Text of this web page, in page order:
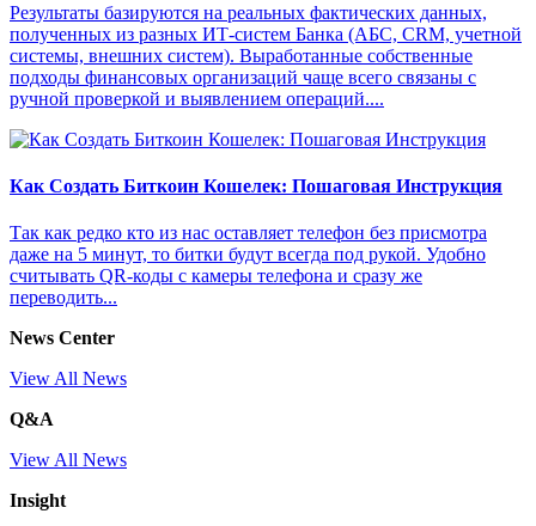
Результаты базируются на реальных фактических данных,
полученных из разных ИТ-систем Банка (АБС, CRM, учетной
системы, внешних систем). Выработанные собственные
подходы финансовых организаций чаще всего связаны с
ручной проверкой и выявлением операций....
Как Создать Биткоин Кошелек: Пошаговая Инструкция
Так как редко кто из нас оставляет телефон без присмотра
даже на 5 минут, то битки будут всегда под рукой. Удобно
считывать QR-коды с камеры телефона и сразу же
переводить...
News Center
View All News
Q&A
View All News
Insight